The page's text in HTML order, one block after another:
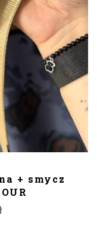
+ smycz
Current